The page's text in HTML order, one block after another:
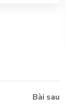
Bài sau